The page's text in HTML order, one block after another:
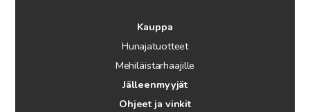
Kauppa
Hunajatuotteet
Mehiläistarhaajille
Jälleenmyyjät
Ohjeet ja vinkit